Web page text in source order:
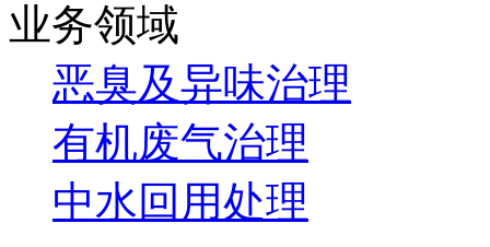
业务领域
恶臭及异味治理
有机废气治理
中水回用处理